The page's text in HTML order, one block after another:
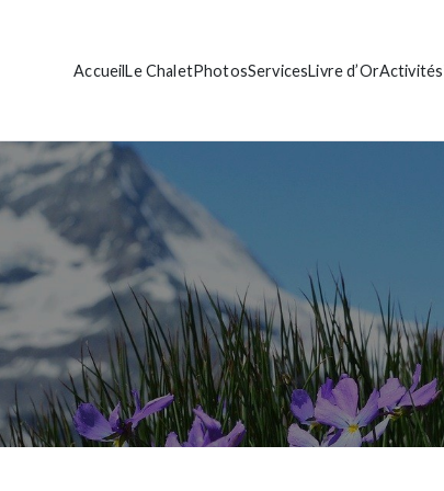
AccueilLe ChaletPhotosServicesLivre d’OrActivités